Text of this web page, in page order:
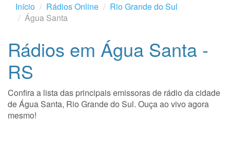
Início Rádios Online
Rio Grande do Sul
Água Santa
Rádios em Água Santa -
RS
Confira a lista das principais emissoras de rádio da cidade
de Água Santa, Rio Grande do Sul. Ouça ao vivo agora
mesmo!